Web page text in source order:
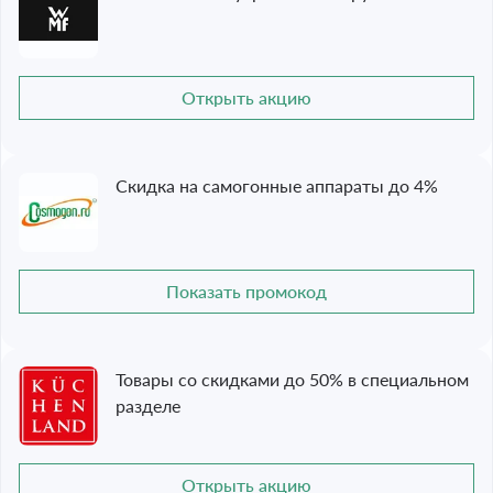
Открыть акцию
Скидка на самогонные аппараты до 4%
Показать промокод
Товары со скидками до 50% в специальном
разделе
Открыть акцию